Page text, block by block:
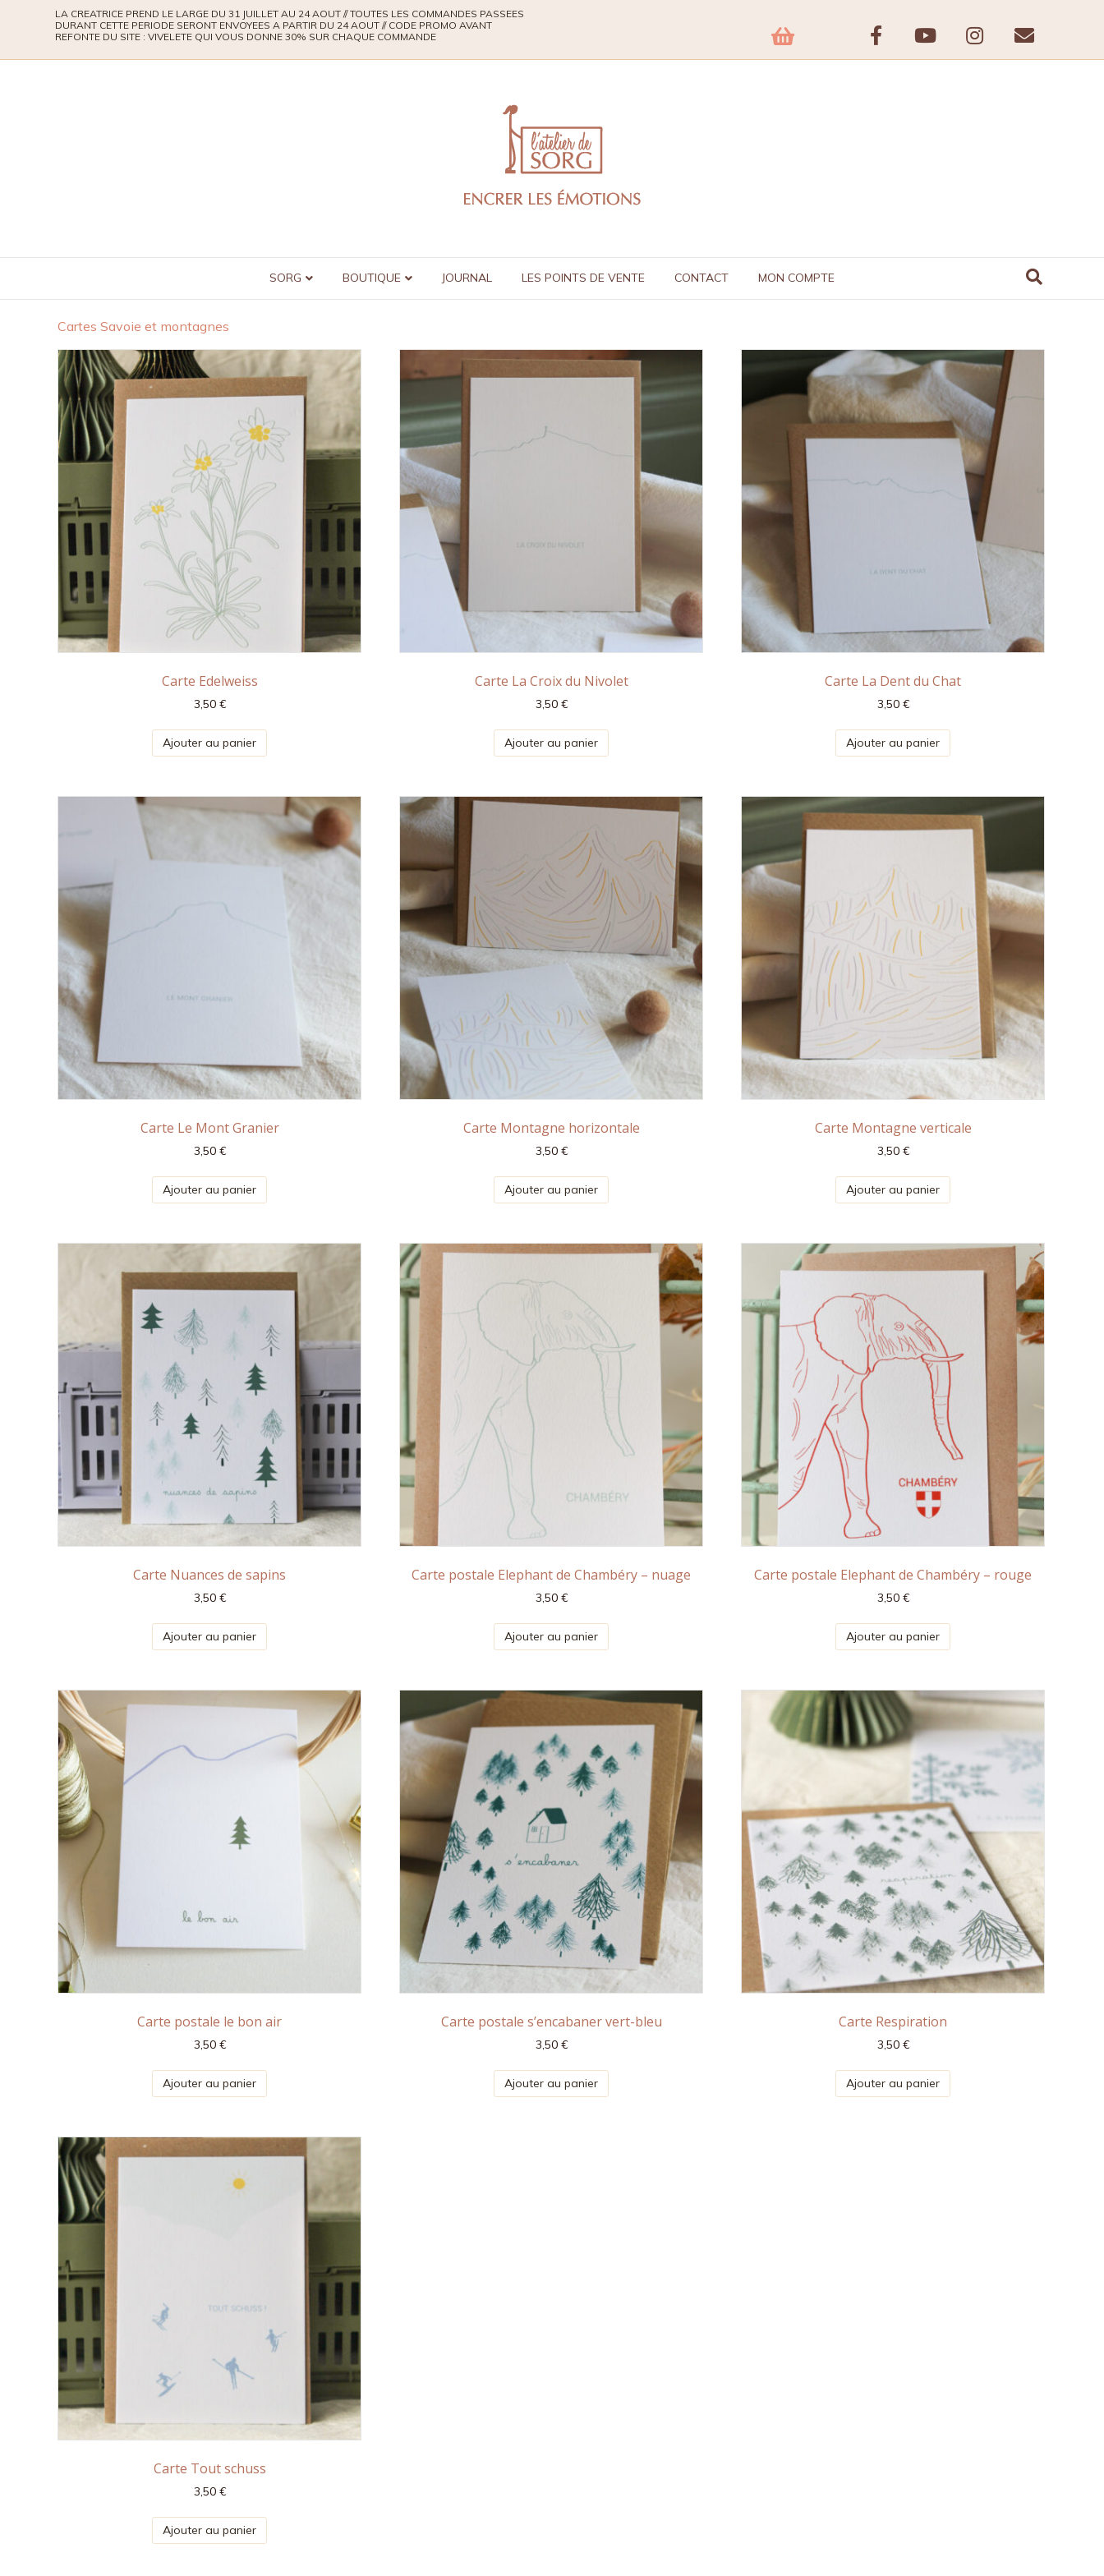
LA CREATRICE PREND LE LARGE DU 31 JUILLET AU 24 AOUT // TOUTES LES COMMANDES PASSEES
DURANT CETTE PERIODE SERONT ENVOYEES A PARTIR DU 24 AOUT // CODE PROMO AVANT
REFONTE DU SITE : VIVELETE QUI VOUS DONNE 30% SUR CHAQUE COMMANDE
FacebookYoutubeInstagram
SORG BOUTIQUE JOURNAL LES POINTS DE VENTE CONTACT MON COMPTE
Cartes Savoie et montagnes
Carte Edelweiss
3,50 €
Ajouter au panier
Carte La Croix du Nivolet
3,50 €
Ajouter au panier
Carte La Dent du Chat
3,50 €
Ajouter au panier
Carte Le Mont Granier
3,50 €
Ajouter au panier
Carte Montagne horizontale
3,50 €
Ajouter au panier
Carte Montagne verticale
3,50 €
Ajouter au panier
Carte Nuances de sapins
3,50 €
Ajouter au panier
Carte postale Elephant de Chambéry – nuage
3,50 €
Ajouter au panier
Carte postale Elephant de Chambéry – rouge
3,50 €
Ajouter au panier
Carte postale le bon air
3,50 €
Ajouter au panier
Carte postale s’encabaner vert-bleu
3,50 €
Ajouter au panier
Carte Respiration
3,50 €
Ajouter au panier
Carte Tout schuss
3,50 €
Ajouter au panier